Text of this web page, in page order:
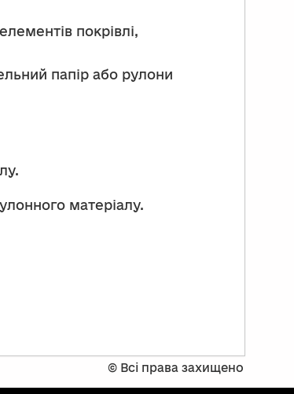
покрівлі,
папір або рулони
матеріалу.
© Всі права захищено